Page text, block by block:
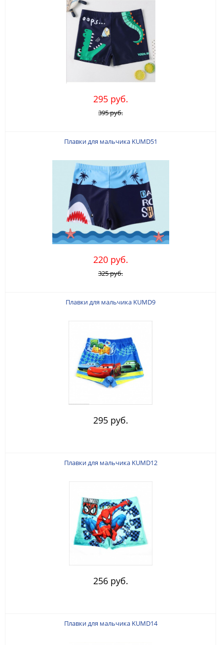
295 руб.
395 руб.
Плавки для мальчика KUMD51
220 руб.
325 руб.
Плавки для мальчика KUMD9
295 руб.
Плавки для мальчика KUMD12
256 руб.
Плавки для мальчика KUMD14